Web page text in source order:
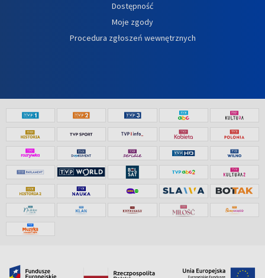
Dostępność
Moje zgody
Procedura zgłoszeń wewnętrznych